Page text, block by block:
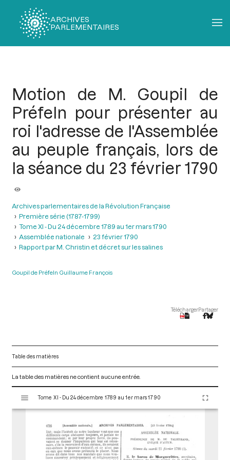
ARCHIVES
PARLEMENTAIRES
Motion de M. Goupil de
Préfeln pour présenter au
roi l'adresse de l'Assemblée
au peuple français, lors de
la séance du 23 février 1790
Archives parlementaires de la Révolution Française
Première série (1787-1799)
Tome XI - Du 24 décembre 1789 au 1er mars 1790
Assemblée nationale
23 février 1790
Rapport par M. Christin et décret sur les salines
Goupil de Préfeln Guillaume François
TéléchargerPartager
Table des matières
La table des matières ne contient aucune entrée.
s
Tome XI - Du 24 décembre 1789 au 1er mars 1790